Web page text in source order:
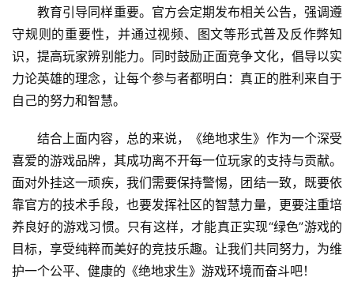
教育引导同样重要。官方会定期发布相关公告，强调遵
守规则的重要性，并通过视频、图文等形式普及反作弊知
识，提高玩家辨别能力。同时鼓励正面竞争文化，倡导以实
力论英雄的理念，让每个参与者都明白：真正的胜利来自于
自己的努力和智慧。
结合上面内容，总的来说，《绝地求生》作为一个深受
喜爱的游戏品牌，其成功离不开每一位玩家的支持与贡献。
面对外挂这一顽疾，我们需要保持警惕，团结一致，既要依
靠官方的技术手段，也要发挥社区的智慧力量，更要注重培
养良好的游戏习惯。只有这样，才能真正实现“绿色”游戏的
目标，享受纯粹而美好的竞技乐趣。让我们共同努力，为维
护一个公平、健康的《绝地求生》游戏环境而奋斗吧！